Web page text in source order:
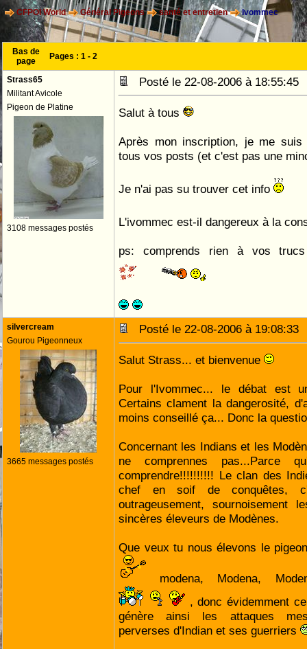
CFPOI World Général Pigeons santé et entretien Ivommec
Bas de
page
Pages : 1 - 2
Strass65
Militant Avicole
Pigeon de Platine
3108 messages postés
Posté le 22-08-2006 à
Salut à tous
Après mon inscription, je me
tous vos posts (et c'est pas une
Je n'ai pas su trouver cet info
L'ivommec est-il dangereux à la
ps: comprends rien à vos
silvercream
Gourou Pigeonneux
3665 messages postés
Posté le 22-08-2006 à
Salut Strass... et bienvenue
Pour l'Ivommec... le débat est
Certains clament la dangerosité,
moins conseillé ça... Donc la
Concernant les Indians et les
ne comprennes
comprendre!!!!!!!!!! Le clan des
chef en soif de conquêtes,
outrageusement, sournoisement
sincères éleveurs de Modènes.
Que veux tu nous élevons le
modena, Modena,
, donc évidemment
génère ainsi les attaques
perverses d'Indian et ses guerriers